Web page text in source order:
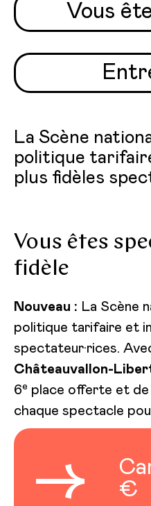
Vous
La Scène
politique
plus fidèles
Vous êtes
fidèle
Nouveau : La Scène
politique tarifaire et
spectateur·rices.
Châteauvallon-
6e place offerte et
chaque spectacle
→
€